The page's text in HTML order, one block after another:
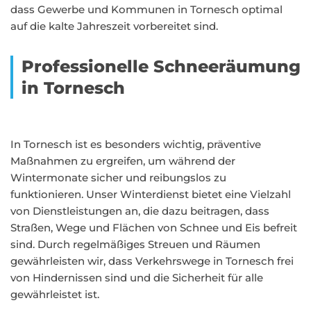
dass Gewerbe und Kommunen in Tornesch optimal
auf die kalte Jahreszeit vorbereitet sind.
Professionelle Schneeräumung
in Tornesch
In Tornesch ist es besonders wichtig, präventive
Maßnahmen zu ergreifen, um während der
Wintermonate sicher und reibungslos zu
funktionieren. Unser Winterdienst bietet eine Vielzahl
von Dienstleistungen an, die dazu beitragen, dass
Straßen, Wege und Flächen von Schnee und Eis befreit
sind. Durch regelmäßiges Streuen und Räumen
gewährleisten wir, dass Verkehrswege in Tornesch frei
von Hindernissen sind und die Sicherheit für alle
gewährleistet ist.